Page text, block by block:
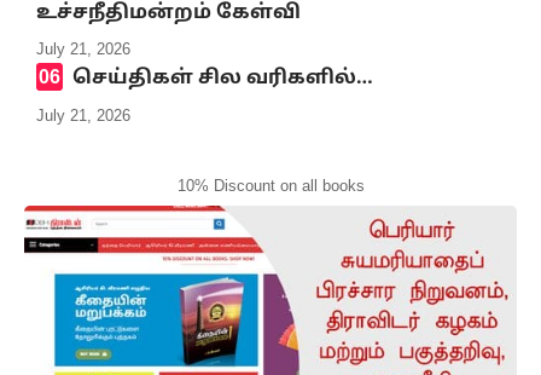
உச்சநீதிமன்றம் கேள்வி
July 21, 2026
செய்திகள் சில வரிகளில்…
July 21, 2026
10% Discount on all books